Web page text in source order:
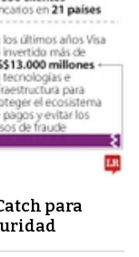
para